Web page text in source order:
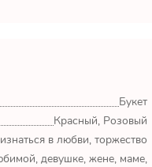
Букет
Красный, Розовый
в любви, торжество
девушке, жене, маме,